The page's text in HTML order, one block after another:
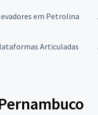
em Petrolina
Articuladas